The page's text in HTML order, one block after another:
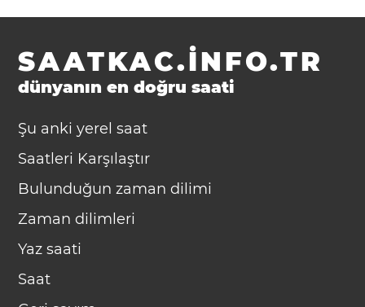
SAATKAC.INFO.TR
dünyanın en doğru saati
Şu anki yerel saat
Saatleri Karşılaştır
Bulunduğun zaman dilimi
Zaman dilimleri
Yaz saati
Saat